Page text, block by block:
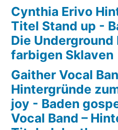
Cynthia Erivo
Titel Stand up -
Die Underground
farbigen Sklaven
Gaither Vocal
Hintergründe
joy - Baden
Vocal Band –